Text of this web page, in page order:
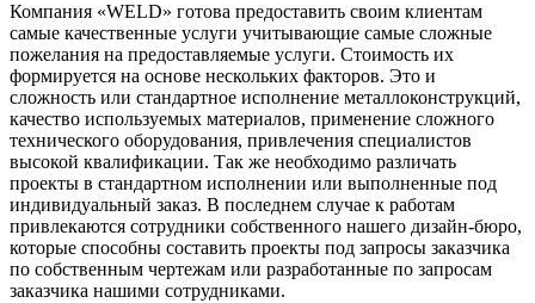
Компания «WELD» готова предоставить своим клиентам
самые качественные услуги учитывающие самые сложные
пожелания на предоставляемые услуги. Стоимость их
формируется на основе нескольких факторов. Это и
сложность или стандартное исполнение металлоконструкций,
качество используемых материалов, применение сложного
технического оборудования, привлечения специалистов
высокой квалификации. Так же необходимо различать
проекты в стандартном исполнении или выполненные под
индивидуальный заказ. В последнем случае к работам
привлекаются сотрудники собственного нашего дизайн-бюро,
которые способны составить проекты под запросы заказчика
по собственным чертежам или разработанные по запросам
заказчика нашими сотрудниками.